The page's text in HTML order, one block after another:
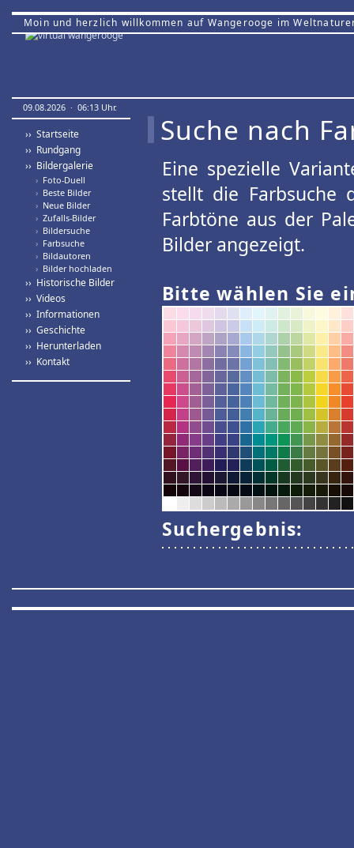
Moin und herzlich willkommen auf Wangerooge im
09.08.2026 · 06:13 Uhr.
›› Startseite
›› Rundgang
›› Bildergalerie
› Foto-Duell
› Beste Bilder
› Neue Bilder
› Zufalls-Bilder
› Bildersuche
› Farbsuche
› Bildautoren
› Bilder hochladen
›› Historische Bilder
›› Videos
›› Informationen
›› Geschichte
›› Herunterladen
›› Kontakt
Suche nach
Eine spezielle
stellt die Farbsuche
Farbtöne aus der
Bilder angezeigt.
Bitte wählen Sie
Suchergebnis: